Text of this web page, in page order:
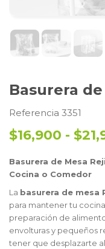
Basurera
Referencia 3351
$16,900 -
Basurera de Mesa
Cocina o Comedor
La basurera de mesa
para mantener tu
preparación de
envolturas y pequeños
tener que desplazarte